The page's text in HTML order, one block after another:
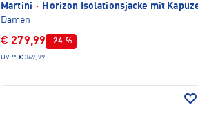
Martini ·
Horizon Isolationsjacke mit
Damen
€ 279,99 -24 %
UVP* € 369,99